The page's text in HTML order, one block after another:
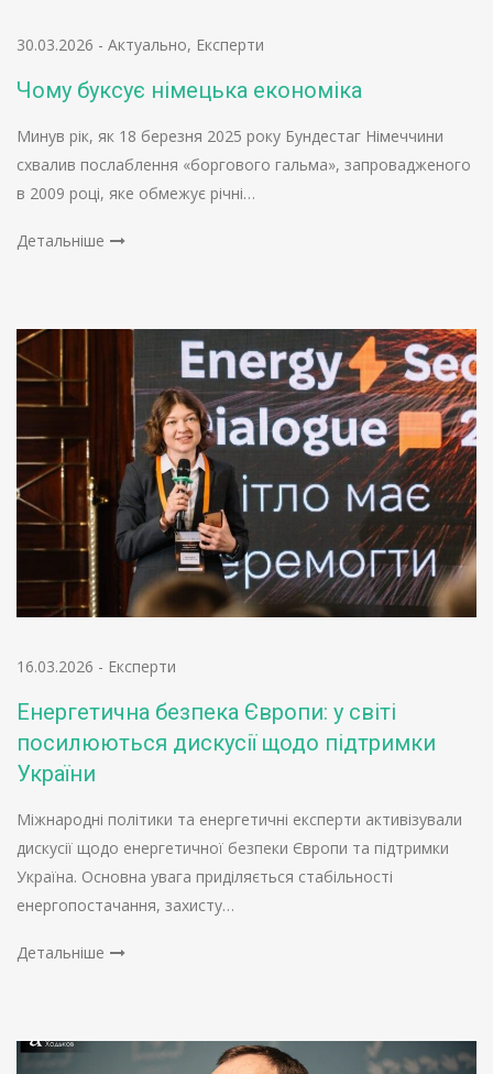
30.03.2026 - Актуально, Експерти
Чому буксує німецька економіка
Минув рік, як 18 березня 2025 року Бундестаг Німеччини
схвалив послаблення «боргового гальма», запровадженого
в 2009 році, яке обмежує річні…
Детальніше
16.03.2026 - Експерти
Енергетична безпека Європи: у світі
посилюються дискусії щодо підтримки
України
Міжнародні політики та енергетичні експерти активізували
дискусії щодо енергетичної безпеки Європи та підтримки
Україна. Основна увага приділяється стабільності
енергопостачання, захисту…
Детальніше